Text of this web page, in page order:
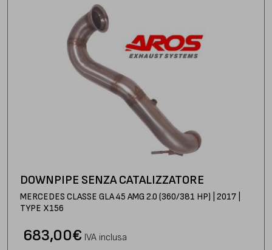
DOWNPIPE SENZA CATALIZZATORE
MERCEDES CLASSE GLA 45 AMG 2.0 (360/381 HP) | 2017 |
TYPE X156
€
683,00 IVA inclusa